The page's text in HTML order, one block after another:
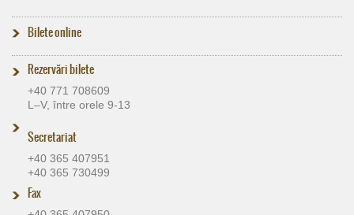
Bilete online
Rezervări bilete
+40 771 708609
L–V, între orele 9-13
Secretariat
+40 365 407951
+40 365 730499
Fax